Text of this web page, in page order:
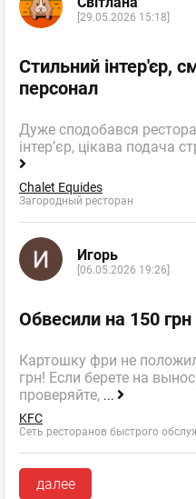
[29.05.2026 15:18]
Стильний інтер'єр,
персонал
Дуже сподобався
інтер’єр, цікава подача
Chalet Equides
Загородный ресторан
Игорь
[06.05.2026 19:26]
Обвесили на 150 грн
Картошку фри не
грн! Если берете на
проверяйте, ...
KFC
Сеть ресторанов быстрого
далее